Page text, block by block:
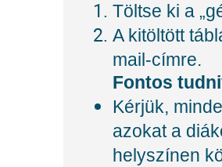
Töltse ki a
A kitöltött
mail-címre.
Fontos
Kérjük,
azokat a
helyszínen